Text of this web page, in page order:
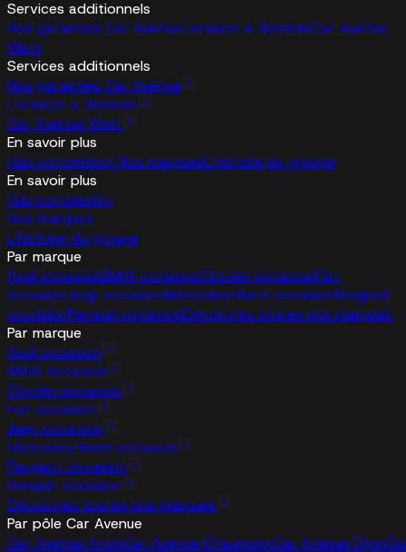
Services additionnels
Nos garanties Car AvenueLivraison à domicileCar Avenue
Watt
Services additionnels
Nos garanties Car Avenue
Livraison à domicile
Car Avenue Watt
En savoir plus
Hub concession Nos marquesL'histoire du groupe
En savoir plus
Hub concession
Nos marques
L'histoire du groupe
Par marque
Audi occasionBMW occasionCitroën occasionFiat
occasionJeep occasionMercedes-Benz occasionPeugeot
occasionRenault occasionDécouvrez toutes nos marques
Par marque
Audi occasion
BMW occasion
Citroën occasion
Fiat occasion
Jeep occasion
Mercedes-Benz occasion
Peugeot occasion
Renault occasion
Découvrez toutes nos marques
Par pôle Car Avenue
Car Avenue ArlonCar Avenue ChaumontCar Avenue Dijon